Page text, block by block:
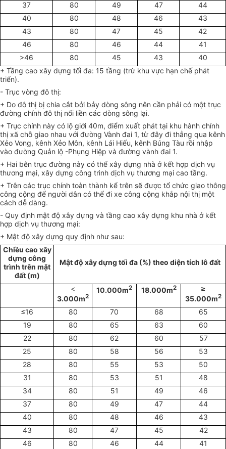
37
80 49 47
44
40
80 48 46
43
43
80 47 45
42
46
80 46 44
41
>46
80 45 43
40
+ Tầng cao xây dựng tối đa: 15 tầng (trừ khu vực hạn chế phát
triển).
- Trục vòng đô thị:
+ Do đô thị bị chia cắt bởi bảy dòng sông nên cần phải có một trục
đường chính đô thị nối liền các dòng sông lại.
+ Trục chính này có lộ giới 40m, điểm xuất phát tại khu hành chính
thị xã chỗ giao nhau với đường Vành đai 1, từ đây đi thẳng qua kênh
Xẻo Vong, kênh Xẻo Môn, kênh Lái Hiếu, kênh Búng Tàu rồi nhập
vào đường Quản lộ -Phụng Hiệp và đường vành đai 1.
+ Hai bên trục đường này có thể xây dựng nhà ở kết hợp dịch vụ
thương mại, xây dựng công trình dịch vụ thương mại cao tầng.
+ Trên các trục chính toàn thành kể trên sẽ được tổ chức giao thông
công cộng để người dân có thể đi xe công cộng khắp nội thị một
cách dễ dàng.
- Quy định mật độ xây dựng và tầng cao xây dựng khu nhà ở kết
hợp dịch vụ thương mại:
+ Mật độ xây dựng quy định như sau:
Chiều cao xây
dựng công
trình trên mặt
đất (m)
Mật độ xây dựng tối đa (%) theo diện tích lô đất
<
3.000m2
10.000m2 18.000m2
≥
35.000m2
≤16 80 70 68
65
19
80 65 63
60
22
80 62 60
57
25
80 58 56
53
28
80 55 53
50
31
80 53 51
48
34
80 51 49
46
37
80 49 47
44
40
80 48 46
43
43
80 47 45
42
46
80 46 44
41